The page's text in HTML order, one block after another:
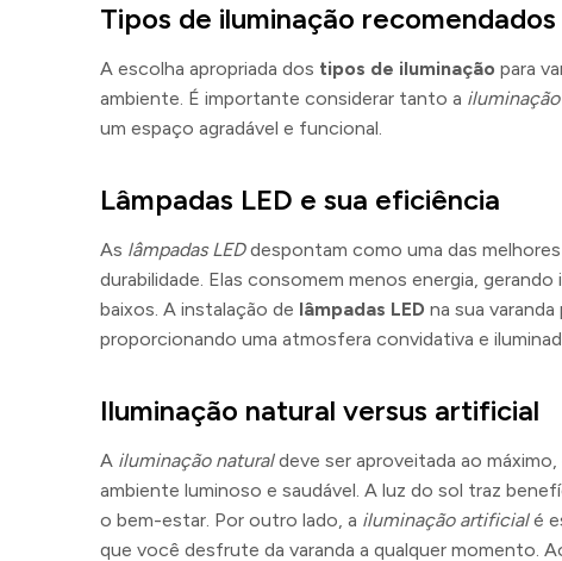
Tipos de iluminação
A escolha apropriada dos tipos de iluminação para
ambiente. É importante considerar tanto a
um espaço agradável e funcional.
Lâmpadas LED e sua eficiência
As lâmpadas LEDdespontam como uma das
durabilidade. Elas consomem menos energia,
baixos. A instalação de lâmpadas LED na sua
proporcionando uma atmosfera convidativa e
Iluminação natural versus artificial
A iluminação naturaldeve ser aproveitada ao
ambiente luminoso e saudável. A luz do sol traz
o bem-estar. Por outro lado, a iluminação artificialé
que você desfrute da varanda a qualquer momento.